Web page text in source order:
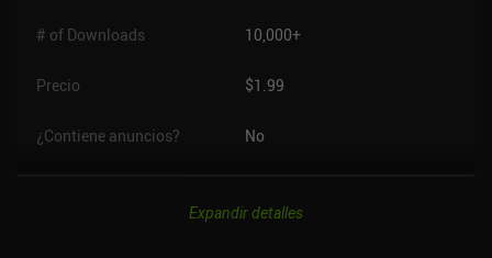
# of Downloads 10,000+
Precio $1.99
¿Contiene anuncios? No
Expandir detalles